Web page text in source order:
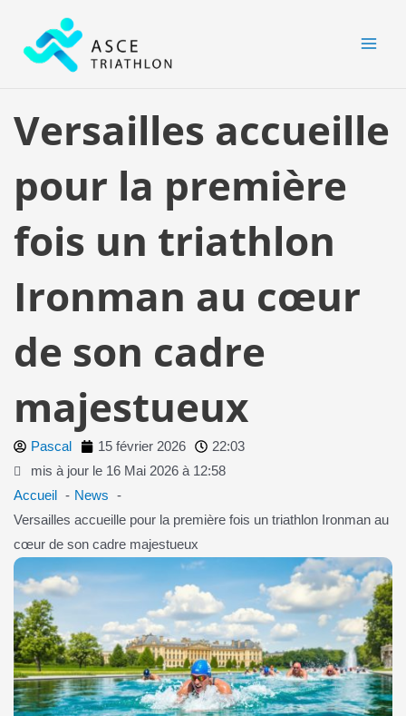
contenu
Versailles accueille
pour la première
fois un triathlon
Ironman au cœur
de son cadre
majestueux
Pascal 15 février 2026
22:03
mis à jour le 16 Mai 2026 à 12:58
Accueil
News
Versailles accueille pour la première fois un triathlon Ironman au
cœur de son cadre majestueux